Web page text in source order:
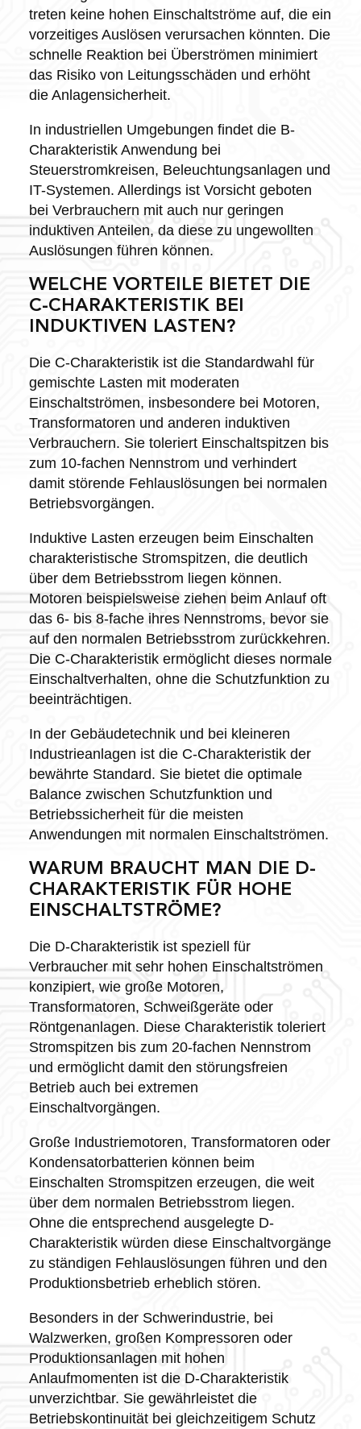
treten keine hohen Einschaltströme auf, die ein
vorzeitiges Auslösen verursachen könnten. Die
schnelle Reaktion bei Überströmen minimiert
das Risiko von Leitungsschäden und erhöht
die Anlagensicherheit.
In industriellen Umgebungen findet die B-
Charakteristik Anwendung bei
Steuerstromkreisen, Beleuchtungsanlagen und
IT-Systemen. Allerdings ist Vorsicht geboten
bei Verbrauchern mit auch nur geringen
induktiven Anteilen, da diese zu ungewollten
Auslösungen führen können.
WELCHE VORTEILE BIETET DIE
C-CHARAKTERISTIK BEI
INDUKTIVEN LASTEN?
Die C-Charakteristik ist die Standardwahl für
gemischte Lasten mit moderaten
Einschaltströmen, insbesondere bei Motoren,
Transformatoren und anderen induktiven
Verbrauchern. Sie toleriert Einschaltspitzen bis
zum 10-fachen Nennstrom und verhindert
damit störende Fehlauslösungen bei normalen
Betriebsvorgängen.
Induktive Lasten erzeugen beim Einschalten
charakteristische Stromspitzen, die deutlich
über dem Betriebsstrom liegen können.
Motoren beispielsweise ziehen beim Anlauf oft
das 6- bis 8-fache ihres Nennstroms, bevor sie
auf den normalen Betriebsstrom zurückkehren.
Die C-Charakteristik ermöglicht dieses normale
Einschaltverhalten, ohne die Schutzfunktion zu
beeinträchtigen.
In der Gebäudetechnik und bei kleineren
Industrieanlagen ist die C-Charakteristik der
bewährte Standard. Sie bietet die optimale
Balance zwischen Schutzfunktion und
Betriebssicherheit für die meisten
Anwendungen mit normalen Einschaltströmen.
WARUM BRAUCHT MAN DIE D-
CHARAKTERISTIK FÜR HOHE
EINSCHALTSTRÖME?
Die D-Charakteristik ist speziell für
Verbraucher mit sehr hohen Einschaltströmen
konzipiert, wie große Motoren,
Transformatoren, Schweißgeräte oder
Röntgenanlagen. Diese Charakteristik toleriert
Stromspitzen bis zum 20-fachen Nennstrom
und ermöglicht damit den störungsfreien
Betrieb auch bei extremen
Einschaltvorgängen.
Große Industriemotoren, Transformatoren oder
Kondensatorbatterien können beim
Einschalten Stromspitzen erzeugen, die weit
über dem normalen Betriebsstrom liegen.
Ohne die entsprechend ausgelegte D-
Charakteristik würden diese Einschaltvorgänge
zu ständigen Fehlauslösungen führen und den
Produktionsbetrieb erheblich stören.
Besonders in der Schwerindustrie, bei
Walzwerken, großen Kompressoren oder
Produktionsanlagen mit hohen
Anlaufmomenten ist die D-Charakteristik
unverzichtbar. Sie gewährleistet die
Betriebskontinuität bei gleichzeitigem Schutz